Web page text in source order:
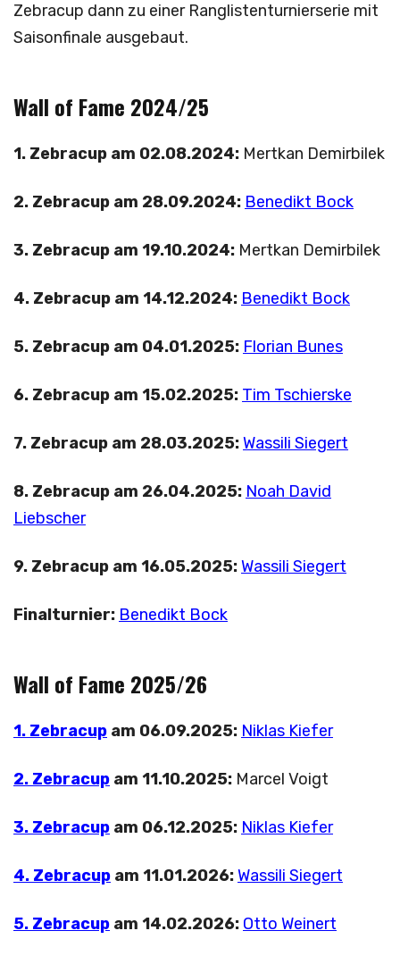
Zebracup dann zu einer Ranglistenturnierserie mit
Saisonfinale ausgebaut.
Wall of Fame 2024/25
1. Zebracup am 02.08.2024: Mertkan Demirbilek
2. Zebracup am 28.09.2024: Benedikt Bock
3. Zebracup am 19.10.2024: Mertkan Demirbilek
4. Zebracup am 14.12.2024: Benedikt Bock
5. Zebracup am 04.01.2025: Florian Bunes
6. Zebracup am 15.02.2025: Tim Tschierske
7. Zebracup am 28.03.2025:Wassili Siegert
8. Zebracup am 26.04.2025: Noah David
Liebscher
9. Zebracup am 16.05.2025:Wassili Siegert
Finalturnier: Benedikt Bock
Wall of Fame 2025/26
1. Zebracup am 06.09.2025: Niklas Kiefer
2. Zebracup am 11.10.2025: Marcel Voigt
3. Zebracup am 06.12.2025: Niklas Kiefer
4. Zebracup am 11.01.2026:Wassili Siegert
5. Zebracup am 14.02.2026: Otto Weinert